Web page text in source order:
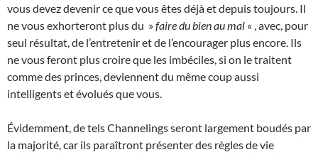
vous devez devenir ce que vous êtes déjà et depuis toujours. Il
ne vous exhorteront plus du »faire du bien au mal « , avec, pour
seul résultat, de l’entretenir et de l’encourager plus encore. Ils
ne vous feront plus croire que les imbéciles, si on le traitent
comme des princes, deviennent du même coup aussi
intelligents et évolués que vous.
Évidemment, de tels Channelings seront largement boudés par
la majorité, car ils paraîtront présenter des règles de vie